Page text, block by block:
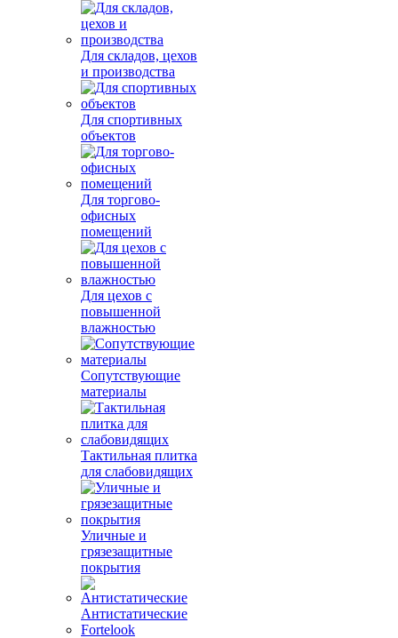
Для складов, цехов
и производства
Для спортивных
объектов
Для торгово-
офисных
помещений
Для цехов с
повышенной
влажностью
Сопутствующие
материалы
Тактильная плитка
для слабовидящих
Уличные и
грязезащитные
покрытия
Антистатические
Fortelook